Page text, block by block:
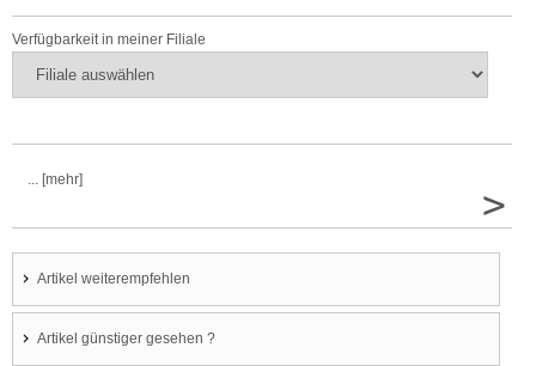
Verfügbarkeit in meiner Filiale
... [mehr]
>
Artikel weiterempfehlen
Artikel günstiger gesehen ?